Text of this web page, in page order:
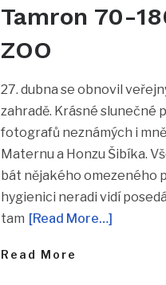
Tamron 70-
ZOO
27. dubna se obnovil
zahradě. Krásné slunečné
fotografů neznámých i
Maternu a Honzu Šibíka.
bát nějakého omezeného
hygienici neradi vidí
tam [Read More…]
Read More